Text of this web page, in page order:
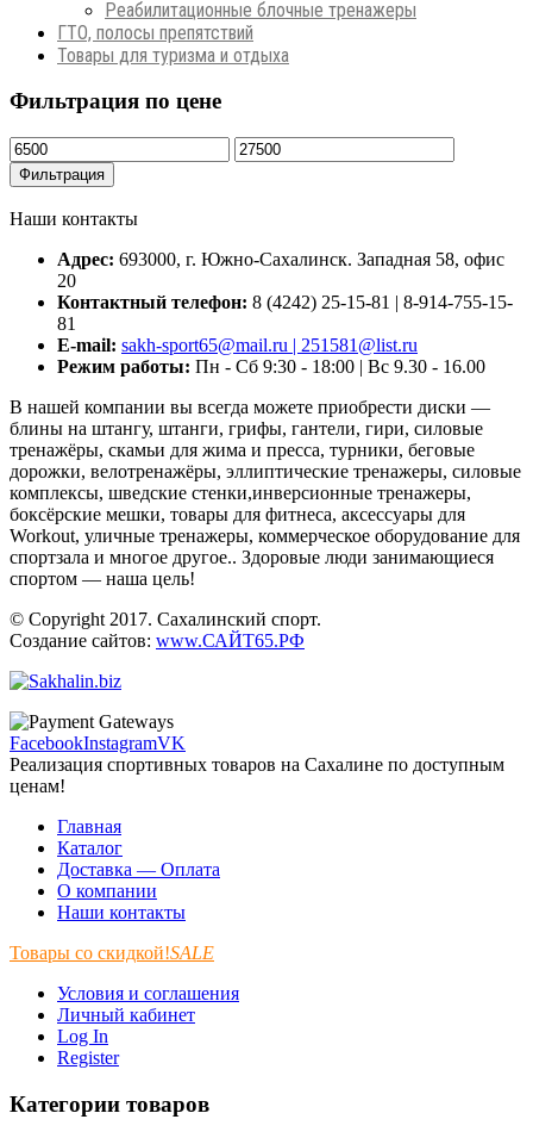
Реабилитационные блочные тренажеры
ГТО, полосы препятствий
Товары для туризма и отдыха
Фильтрация по цене
Минимальная
цена
Максимальная
цена
Фильтрация
Наши контакты
Адрес: 693000, г. Южно-Сахалинск. Западная 58, офис
20
Контактный телефон: 8 (4242) 25-15-81 | 8-914-755-15-
81
E-mail: sakh-sport65@mail.ru | 251581@list.ru
Режим работы: Пн - Сб 9:30 - 18:00 | Вс 9.30 - 16.00
В нашей компании вы всегда можете приобрести диски —
блины на штангу, штанги, грифы, гантели, гири, силовые
тренажёры, скамьи для жима и пресса, турники, беговые
дорожки, велотренажёры, эллиптические тренажеры, силовые
комплексы, шведские стенки,инверсионные тренажеры,
боксёрские мешки, товары для фитнеса, аксессуары для
Workout, уличные тренажеры, коммерческое оборудование для
спортзала и многое другое.. Здоровые люди занимающиеся
спортом — наша цель!
© Copyright 2017. Сахалинский спорт.
Создание сайтов: www.САЙТ65.РФ
FacebookInstagramVK
Реализация спортивных товаров на Сахалине по доступным
ценам!
Главная
Каталог
Доставка — Оплата
О компании
Наши контакты
Товары со скидкой!SALE
Условия и соглашения
Личный кабинет
Log In
Register
Категории товаров